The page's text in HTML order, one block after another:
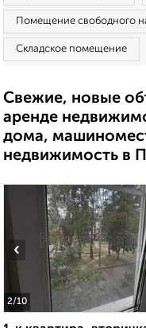
Помещение свободного
Складское помещение
Свежие, новые
аренде
дома,
недвижимость в
2/10
‹